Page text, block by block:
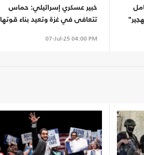
خبير عسكري إسرائيلي: حماس
تتعافى في غزة وتعيد بناء قوتها
07-Jul-25 04:00 PM